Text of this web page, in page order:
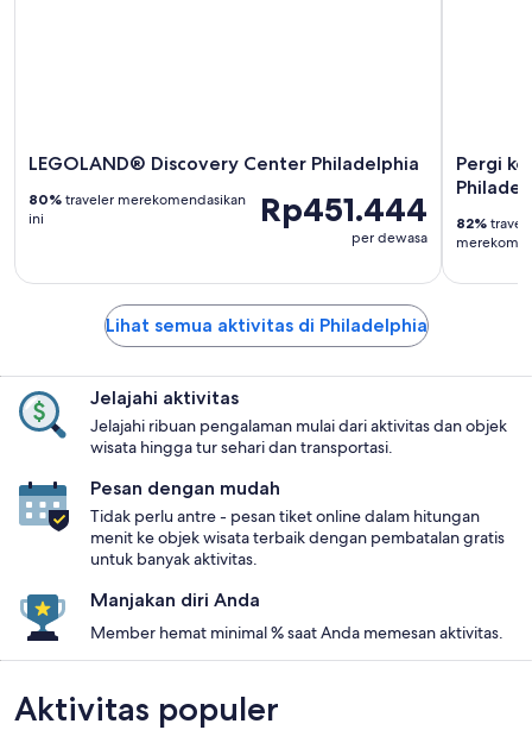
LEGOLAND® Discovery Center Philadelphia
Rp451.444
per dewasa
80% traveler merekomendasikan
ini
Pergi
82%
Lihat semua aktivitas di Philadelphia
Jelajahi aktivitas
Jelajahi ribuan pengalaman mulai dari aktivitas dan objek
wisata hingga tur sehari dan transportasi.
Pesan dengan mudah
Tidak perlu antre - pesan tiket online dalam hitungan
menit ke objek wisata terbaik dengan pembatalan gratis
untuk banyak aktivitas.
Manjakan diri Anda
Member hemat minimal % saat Anda memesan aktivitas.
Aktivitas populer